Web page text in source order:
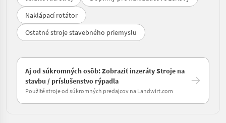
Naklápací rotátor
Ostatné stroje stavebného priemyslu
Aj od súkromných osôb: Zobraziť inzeráty Stroje na
stavbu / príslušenstvo rýpadla
Použité stroje od súkromných predajcov na Landwirt.com